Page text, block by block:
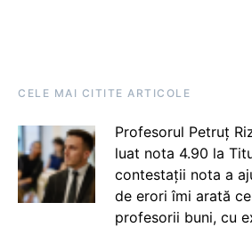
CELE MAI CITITE ARTICOLE
Profesorul Petruț
luat nota 4.90 la
contestații nota a
de erori îmi arată
profesorii buni, cu